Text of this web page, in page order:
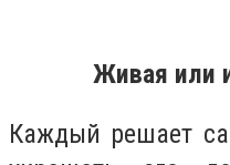
Живая или
Каждый решает